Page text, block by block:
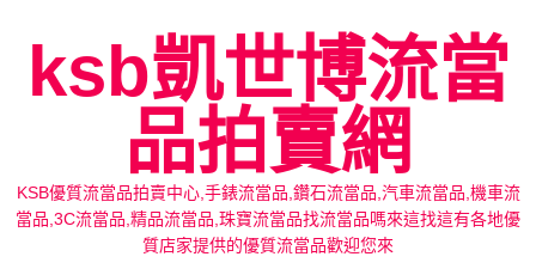
contentksb凱世博流當
品拍賣網
KSB優質流當品拍賣中心,手錶流當品,鑽石流當品,汽車流當品,機車流
當品,3C流當品,精品流當品,珠寶流當品找流當品嗎來這找這有各地優
質店家提供的優質流當品歡迎您來